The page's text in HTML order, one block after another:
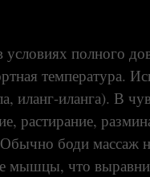
условиях полного
температура.
иланг-иланга). В
растирание,
боди массаж
мышцы, что